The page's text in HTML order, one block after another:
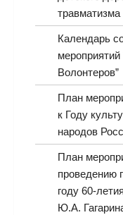
травматизма
Календарь
мероприятий
Волонтеров”
План
к Году
народов
План
проведению
году 60-
Ю.А.